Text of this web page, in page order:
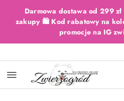
Przejdź do treści głównej
Przejdź do wyszukiwarki
Przejdź do moje konto
Przejdź do menu
Przejdź do stopki
Darmowa dostawa od 299
zakupy 🛍️ Kod rabatowy na
promocje na IG